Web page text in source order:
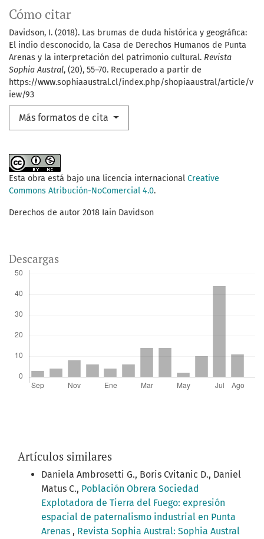
Cómo citar
Davidson, I. (2018). Las brumas de duda histórica y geográfica:
El indio desconocido, la Casa de Derechos Humanos de Punta
Arenas y la interpretación del patrimonio cultural. Revista
Sophia Austral, (20), 55–70. Recuperado a partir de
https://www.sophiaaustral.cl/index.php/shopiaaustral/article/v
iew/93
Más formatos de cita
Esta obra está bajo una licencia internacional Creative
Commons Atribución-NoComercial 4.0.
Derechos de autor 2018 Iain Davidson
Descargas
Artículos similares
Daniela Ambrosetti G., Boris Cvitanic D., Daniel
Matus C., Población Obrera Sociedad
Explotadora de Tierra del Fuego: expresión
espacial de paternalismo industrial en Punta
Arenas , Revista Sophia Austral: Sophia Austral